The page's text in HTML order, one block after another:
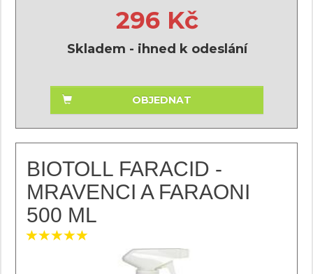
296 Kč
Skladem - ihned k odeslání
OBJEDNAT
BIOTOLL FARACID -
MRAVENCI A FARAONI
500 ML